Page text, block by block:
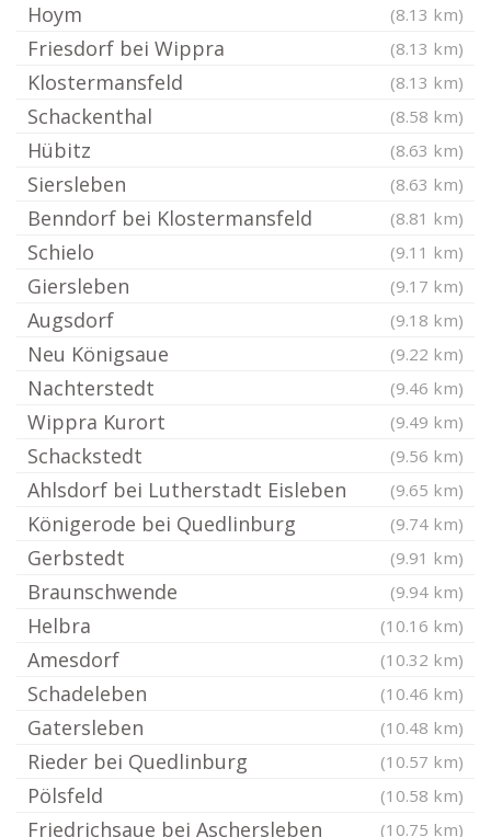
Hoym (8.13 km)
Friesdorf bei Wippra (8.13 km)
Klostermansfeld (8.13 km)
Schackenthal (8.58 km)
Hübitz (8.63 km)
Siersleben (8.63 km)
Benndorf bei Klostermansfeld (8.81 km)
Schielo (9.11 km)
Giersleben (9.17 km)
Augsdorf (9.18 km)
Neu Königsaue (9.22 km)
Nachterstedt (9.46 km)
Wippra Kurort (9.49 km)
Schackstedt (9.56 km)
Ahlsdorf bei Lutherstadt Eisleben (9.65 km)
Königerode bei Quedlinburg (9.74 km)
Gerbstedt (9.91 km)
Braunschwende (9.94 km)
Helbra (10.16 km)
Amesdorf (10.32 km)
Schadeleben (10.46 km)
Gatersleben (10.48 km)
Rieder bei Quedlinburg (10.57 km)
Pölsfeld (10.58 km)
Friedrichsaue bei Aschersleben (10.75 km)